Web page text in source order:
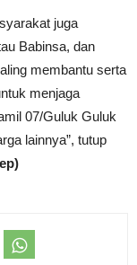
juga
Babinsa, dan
membantu serta
menjaga
07/Guluk Guluk
lainnya”, tutup